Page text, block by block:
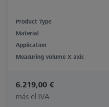
Product Type
Material
Application
Measuring volume X axis
6.219,00 €
más el IVA